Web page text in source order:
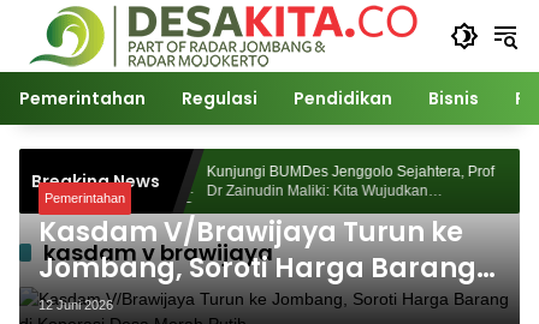
Langsung
konten
Pemerintahan Regulasi Pendidikan Bisnis
Breaking News
Akademik
Kunjungi BUMDes Jenggolo Sejahtera, Prof
Dr Zainudin Maliki: Kita Wujudkan
Kemandirian Ekonomi dengan Potensi Desa
kasdam v brawijaya
Pemerintahan
Kasdam V/Brawijaya Turun ke
Jombang, Soroti Harga Barang
di Koperasi Desa Merah Putih
12 Juni 2026